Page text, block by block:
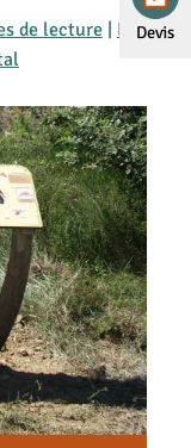
Devis
de lecture| Les